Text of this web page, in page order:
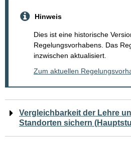
Hinweis
Dies ist eine historische
Regelungsvorhabens. Das
inzwischen aktualisiert.
Zum aktuellen
Navigation
für
Vergleichbarkeit der Lehre
Standorten sichern